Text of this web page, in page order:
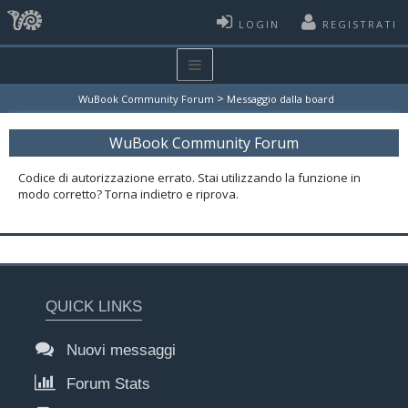
LOGIN REGISTRATI
WuBook Community Forum > Messaggio dalla board
WuBook Community Forum
Codice di autorizzazione errato. Stai utilizzando la funzione in
modo corretto? Torna indietro e riprova.
QUICK LINKS
Nuovi messaggi
Forum Stats